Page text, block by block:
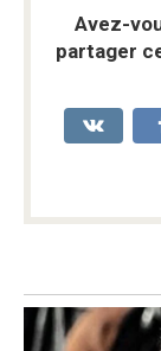
Avez-
partager